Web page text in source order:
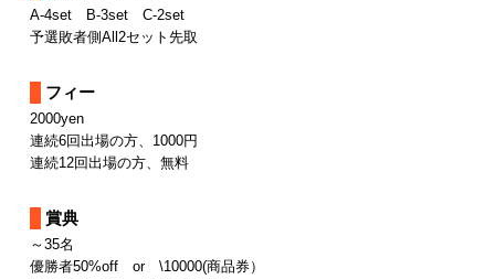
A-4set B-3set C-2set
予選敗者側All2セット先取
フィー
2000yen
連続6回出場の方、1000円
連続12回出場の方、無料
賞典
～35名
優勝者50%off or \10000(商品券）